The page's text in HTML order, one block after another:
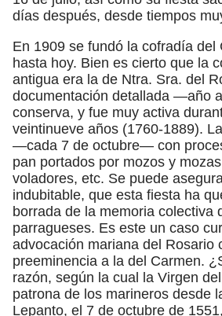
días después, desde tiempos
En 1909 se fundó la cofradía del
hasta hoy. Bien es cierto que la
antigua era la de Ntra. Sra. del
documentación detallada —año
conserva, y fue muy activa
veintinueve años (1760-1889).
—cada 7 de octubre— con
pan portados por mozos y
voladores, etc. Se puede
indubitable, que esta fiesta ha
borrada de la memoria colectiva
parragueses. Es este un caso
advocación mariana del Rosario
preeminencia a la del Carmen.
razón, según la cual la Virgen
patrona de los marineros desde
Lepanto, el 7 de octubre de